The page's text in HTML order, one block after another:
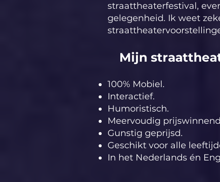
straattheaterfestival,
gelegenheid. Ik weet
Mijn
100% Mobiel.
Interactief.
Humoristisch.
Meervoudig
Gunstig geprijsd.
Geschikt voor alle
In het Nederlands én